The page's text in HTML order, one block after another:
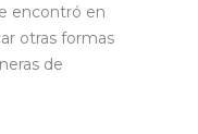
encontró en
otras formas
de